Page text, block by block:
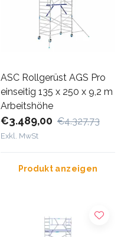
ASC Rollgerüst AGS Pro
einseitig 135 x 250 x 9,2 m
Arbeitshöhe
€3.489,00 €4.327,73
Exkl. MwSt
Produkt anzeigen